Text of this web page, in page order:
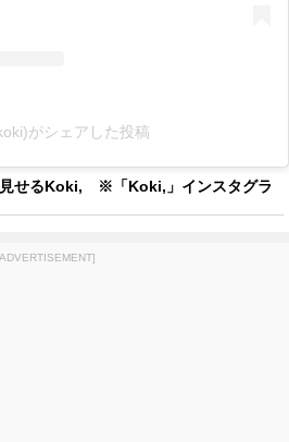
がシェアした投稿
見せるKoki, ※「Koki,」インスタグラ